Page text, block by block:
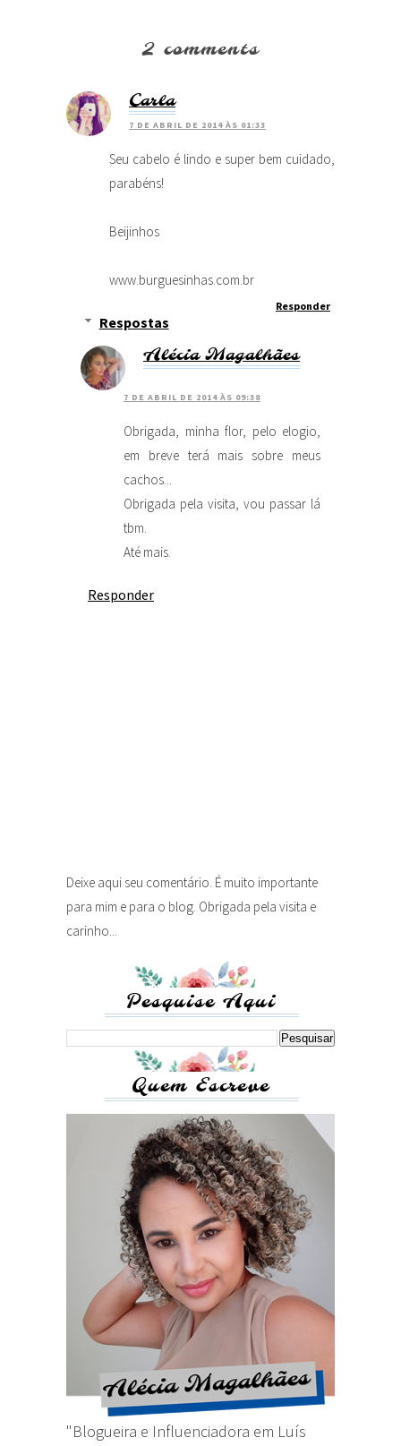
2 comments
Carla
7 DE ABRIL DE 2014 ÀS 01:33
Seu cabelo é lindo e super bem cuidado,
parabéns!
Beijinhos
www.burguesinhas.com.br
Responder
Respostas
Alécia Magalhães
7 DE ABRIL DE 2014 ÀS 09:38
Obrigada, minha flor, pelo elogio,
em breve terá mais sobre meus
cachos...
Obrigada pela visita, vou passar lá
tbm.
Até mais.
Responder
Deixe aqui seu comentário. É muito importante
para mim e para o blog. Obrigada pela visita e
carinho...
Pesquise Aqui
Quem Escreve
"Blogueira e Influenciadora em Luís